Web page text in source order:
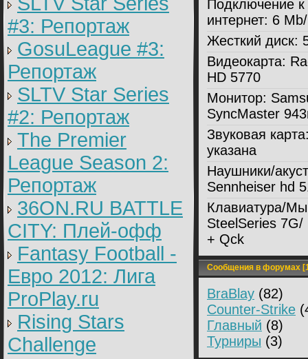
#3: Репортаж
GosuLeague #3:
Репортаж
SLTV Star Series
#2: Репортаж
The Premier
League Season 2:
Репортаж
36ON.RU BATTLE
CITY: Плей-офф
Fantasy Football -
Евро 2012: Лига
ProPlay.ru
Rising Stars
Challenge
Подключение к
интернет: 6
Жесткий диск:
Видеокарта:
HD 5770
Монитор:
SyncMaster
Звуковая
указана
Наушники/
Sennheiser hd
Клавиатура/
SteelSeries 7G/
+ Qck
Сообщения в форумах
BraBlay (82)
Counter-Strike
Главный (8)
Турниры (3)